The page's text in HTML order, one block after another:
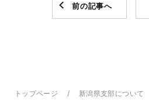
前の記事へ
トップページ 新潟県支部について